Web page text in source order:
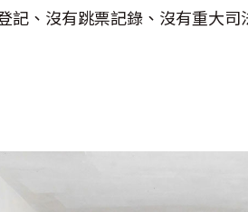
記、沒有跳票記錄、沒有重大